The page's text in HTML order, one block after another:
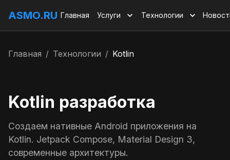
ASMO.RU Главная Услуги Технологии
Главная / Технологии / Kotlin
Kotlin разработка
Создаем нативные Android приложения на
Kotlin. Jetpack Compose, Material Design 3,
современные архитектуры.